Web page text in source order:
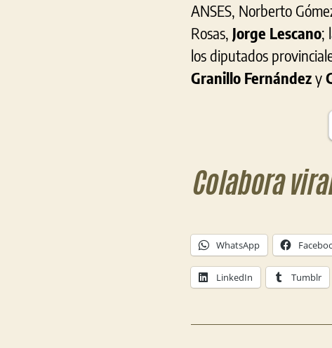
ANSES, Norberto
Rosas, Jorge Lescano;
los diputados
Granillo Fernándezy
Colabora
WhatsApp
LinkedIn Tumblr